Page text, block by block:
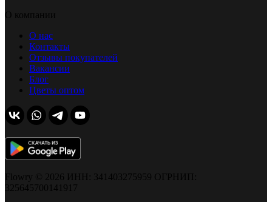
О компании
О нас
Контакты
Отзывы покупателей
Вакансии
Блог
Цветы оптом
Flowry © 2026 ИНН: 341403275959 ОГРНИП:
325645700141917